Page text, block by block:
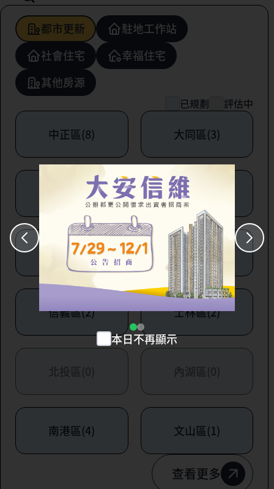
都市更新
駐地工作站
社會住宅
幸福住宅
其他房源
已規劃 評估中
中正區(8) 大同區(3)
中山區(6) 松山區(1)
大安區(7) 萬華區(1)
信義區(2) 士林區(2)
北投區(0) 內湖區(0)
南港區(4) 文山區(1)
查看更多
本日不再顯示